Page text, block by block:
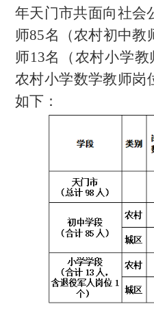
年天门市共面向社会
师85名（农村初中教
师13名（农村小学教
农村小学数学教师岗
如下：